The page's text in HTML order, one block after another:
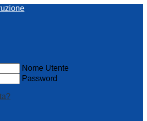
Nome Utente
Password